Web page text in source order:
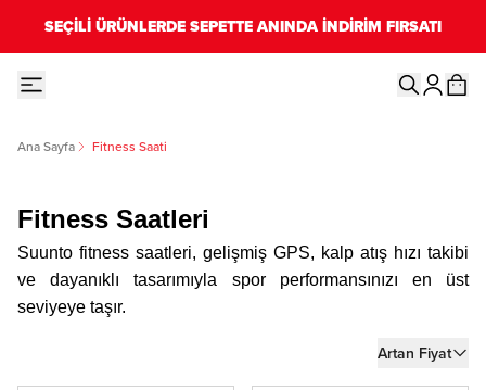
SEÇİLİ ÜRÜNLERDE SEPETTE ANINDA İNDİRİM FIRSATI
Ana Sayfa Fitness Saati
Fitness Saatleri
Suunto fitness saatleri, gelişmiş GPS, kalp atış hızı takibi
ve dayanıklı tasarımıyla spor performansınızı en üst
seviyeye taşır.
Artan Fiyat